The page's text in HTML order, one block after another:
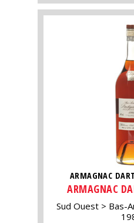
ARMAGNAC
ARMAGNAC
Sud Ouest Bas-